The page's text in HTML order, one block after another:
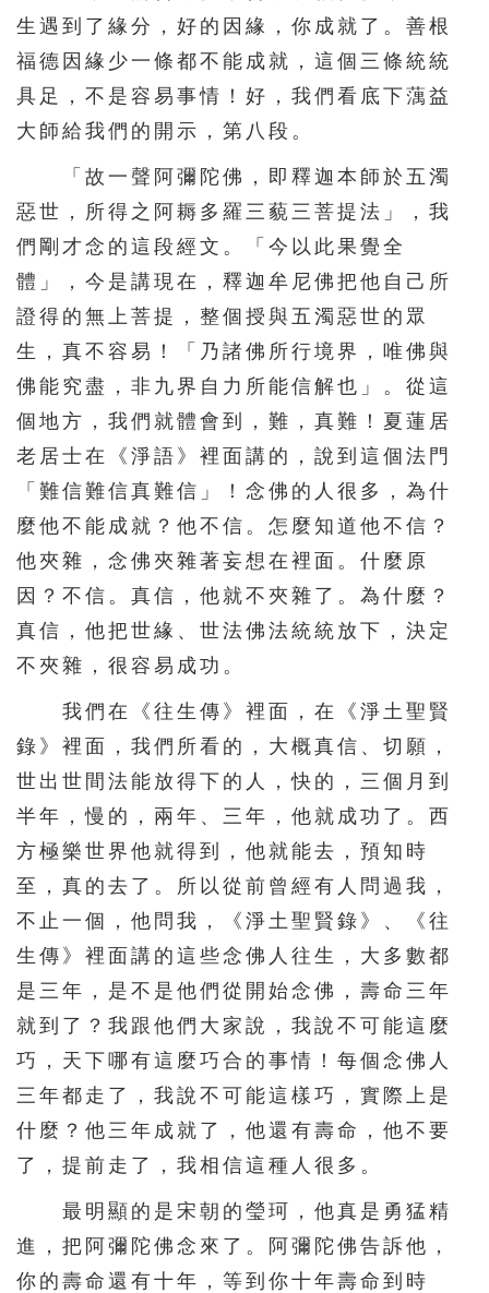
生遇到了緣分，好的因緣，你成就了。善根
福德因緣少一條都不能成就，這個三條統統
具足，不是容易事情！好，我們看底下蕅益
大師給我們的開示，第八段。
「故一聲阿彌陀佛，即釋迦本師於五濁
惡世，所得之阿耨多羅三藐三菩提法」，我
們剛才念的這段經文。「今以此果覺全
體」，今是講現在，釋迦牟尼佛把他自己所
證得的無上菩提，整個授與五濁惡世的眾
生，真不容易！「乃諸佛所行境界，唯佛與
佛能究盡，非九界自力所能信解也」。從這
個地方，我們就體會到，難，真難！夏蓮居
老居士在《淨語》裡面講的，說到這個法門
「難信難信真難信」！念佛的人很多，為什
麼他不能成就？他不信。怎麼知道他不信？
他夾雜，念佛夾雜著妄想在裡面。什麼原
因？不信。真信，他就不夾雜了。為什麼？
真信，他把世緣、世法佛法統統放下，決定
不夾雜，很容易成功。
我們在《往生傳》裡面，在《淨土聖賢
錄》裡面，我們所看的，大概真信、切願，
世出世間法能放得下的人，快的，三個月到
半年，慢的，兩年、三年，他就成功了。西
方極樂世界他就得到，他就能去，預知時
至，真的去了。所以從前曾經有人問過我，
不止一個，他問我，《淨土聖賢錄》、《往
生傳》裡面講的這些念佛人往生，大多數都
是三年，是不是他們從開始念佛，壽命三年
就到了？我跟他們大家說，我說不可能這麼
巧，天下哪有這麼巧合的事情！每個念佛人
三年都走了，我說不可能這樣巧，實際上是
什麼？他三年成就了，他還有壽命，他不要
了，提前走了，我相信這種人很多。
最明顯的是宋朝的瑩珂，他真是勇猛精
進，把阿彌陀佛念來了。阿彌陀佛告訴他，
你的壽命還有十年，等到你十年壽命到時